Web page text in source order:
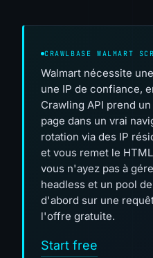
CRAWLBASE WALMART
Walmart nécessite
une IP de confiance,
Crawling API prend
page dans un vrai
rotation via des IP
et vous remet le
vous n'ayez pas à
headless et un pool
d'abord sur une
l'offre gratuite.
Start free